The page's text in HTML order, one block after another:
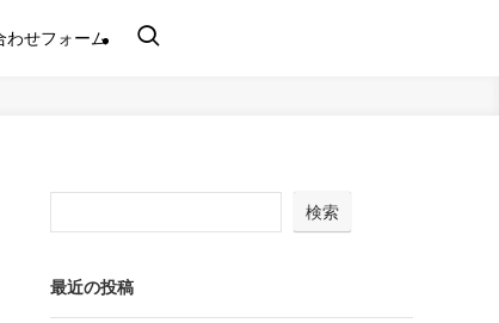
わせフォーム
検索
最近の投稿